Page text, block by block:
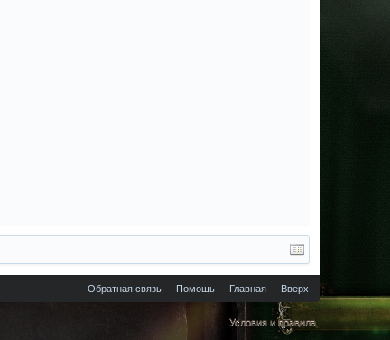
Обратная связь Помощь Главная Вверх
Условия и правила